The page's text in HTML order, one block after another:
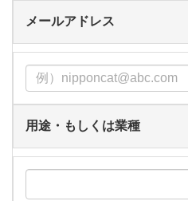
メールアドレス
用途・もしくは業種